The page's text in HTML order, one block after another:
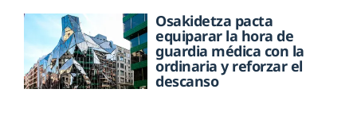
Osakidetza pacta
equiparar la hora de
guardia médica con la
ordinaria y reforzar el
descanso